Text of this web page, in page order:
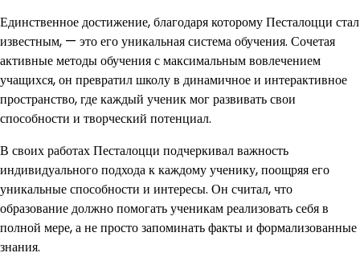
Единственное достижение, благодаря которому Песталоцци стал
известным, — это его уникальная система обучения. Сочетая
активные методы обучения с максимальным вовлечением
учащихся, он превратил школу в динамичное и интерактивное
пространство, где каждый ученик мог развивать свои
способности и творческий потенциал.
В своих работах Песталоцци подчеркивал важность
индивидуального подхода к каждому ученику, поощряя его
уникальные способности и интересы. Он считал, что
образование должно помогать ученикам реализовать себя в
полной мере, а не просто запоминать факты и формализованные
знания.